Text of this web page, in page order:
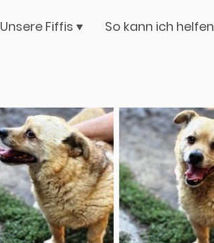
Unsere Fiffis So kann ich helfen